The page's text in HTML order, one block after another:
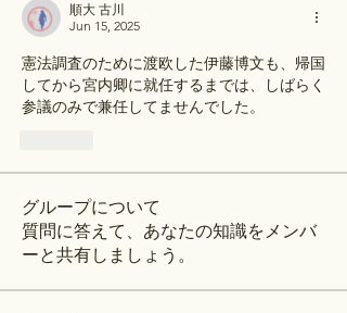
順大 古川
Jun 15, 2025
憲法調査のために渡欧した伊藤博文も、帰国
してから宮内卿に就任するまでは、しばらく
参議のみで兼任してませんでした。
グループについて
質問に答えて、あなたの知識をメンバ
ーと共有しましょう。